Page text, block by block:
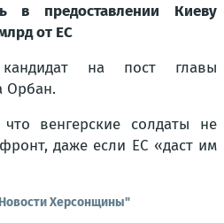
в предоставлении Киеву
от ЕС
на пост главы
Орбан.
венгерские солдаты не
даже если ЕС «даст им
Херсонщины"